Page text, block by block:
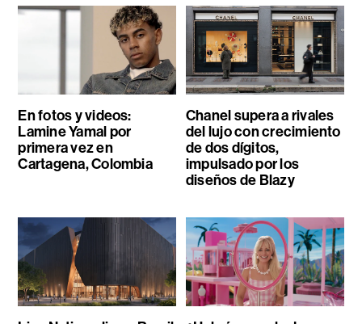
En fotos y videos:
Lamine Yamal por
primera vez en
Cartagena, Colombia
Chanel supera a rivales
del lujo con crecimiento
de dos dígitos,
impulsado por los
diseños de Blazy